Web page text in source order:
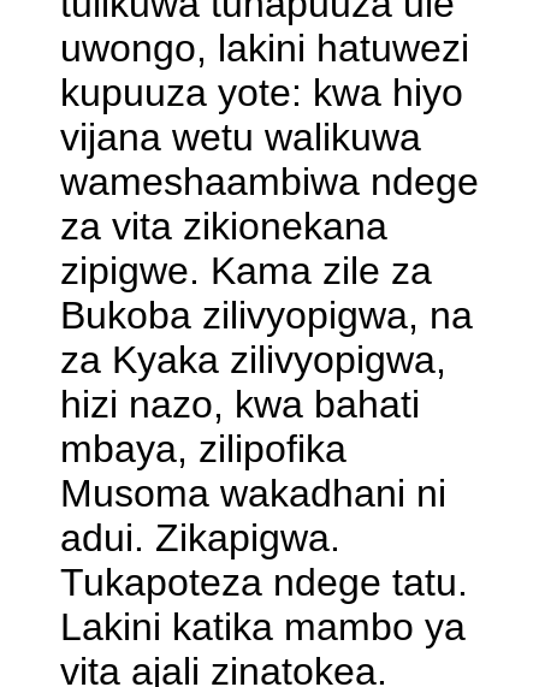
uwongo, lakini hatuwezi
kupuuza yote: kwa hiyo
vijana wetu walikuwa
wameshaambiwa ndege
za vita zikionekana
zipigwe. Kama zile za
Bukoba zilivyopigwa, na
za Kyaka zilivyopigwa,
hizi nazo, kwa bahati
mbaya, zilipofika
Musoma wakadhani ni
adui. Zikapigwa.
Tukapoteza ndege tatu.
Lakini katika mambo ya
vita ajali zinatokea.